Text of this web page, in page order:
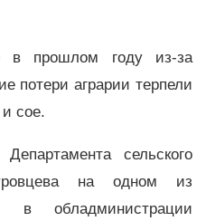
в прошлом году из-за
потери аграрии терпели
сое.
сельского
на одном из
в обладминистрации